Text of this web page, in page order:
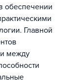
обеспечении
Главной
между